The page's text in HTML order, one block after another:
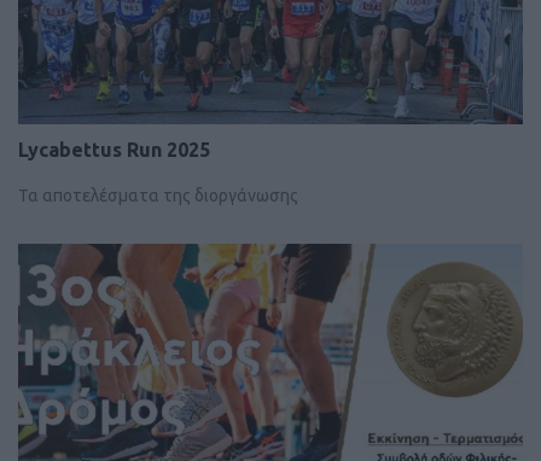
Lycabettus Run 2025
Τα αποτελέσματα της διοργάνωσης